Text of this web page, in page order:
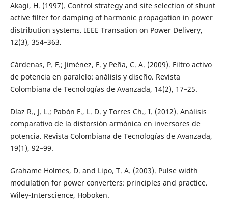
Akagi, H. (1997). Control strategy and site selection of shunt
active filter for damping of harmonic propagation in power
distribution systems. IEEE Transation on Power Delivery,
12(3), 354–363.
Cárdenas, P. F.; Jiménez, F. y Peña, C. A. (2009). Filtro activo
de potencia en paralelo: análisis y diseño. Revista
Colombiana de Tecnologías de Avanzada, 14(2), 17–25.
Díaz R., J. L.; Pabón F., L. D. y Torres Ch., I. (2012). Análisis
comparativo de la distorsión armónica en inversores de
potencia. Revista Colombiana de Tecnologías de Avanzada,
19(1), 92–99.
Grahame Holmes, D. and Lipo, T. A. (2003). Pulse width
modulation for power converters: principles and practice.
Wiley-Interscience, Hoboken.